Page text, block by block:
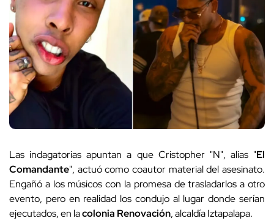
Las indagatorias apuntan a que Cristopher "N", alias "El
Comandante", actuó como coautor material del asesinato.
Engañó a los músicos con la promesa de trasladarlos a otro
evento, pero en realidad los condujo al lugar donde serían
ejecutados, en lacolonia Renovación, alcaldía Iztapalapa.